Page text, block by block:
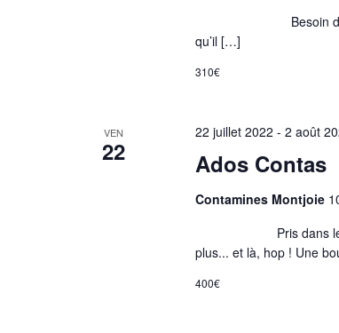
Besoin de respirer
qu’il […]
310€
VEN
22 Ados Contas
22 juillet 2022 - 2 août
Contamines Montjoie
Pris dans le rythme
plus... et là, hop ! Une
400€